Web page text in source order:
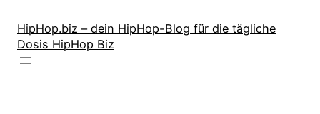
Inhalt
springen
HipHop.biz – dein HipHop-Blog für die tägliche
Dosis HipHop Biz